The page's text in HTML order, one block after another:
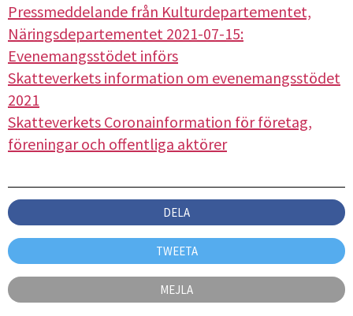
Pressmeddelande från Kulturdepartementet,
Näringsdepartementet 2021-07-15:
Evenemangsstödet införs
Skatteverkets information om evenemangsstödet
2021
Skatteverkets Coronainformation för företag,
föreningar och offentliga aktörer
DELA
TWEETA
MEJLA